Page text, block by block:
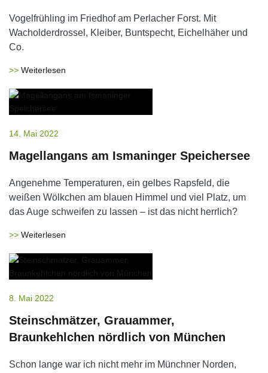
Vogelfrühling im Friedhof am Perlacher Forst. Mit
Wacholderdrossel, Kleiber, Buntspecht, Eichelhäher und
Co.
Weiterlesen
14. Mai 2022
Magellangans am Ismaninger Speichersee
Angenehme Temperaturen, ein gelbes Rapsfeld, die
weißen Wölkchen am blauen Himmel und viel Platz, um
das Auge schweifen zu lassen – ist das nicht herrlich?
Weiterlesen
8. Mai 2022
Steinschmätzer, Grauammer,
Braunkehlchen nördlich von München
Schon lange war ich nicht mehr im Münchner Norden,